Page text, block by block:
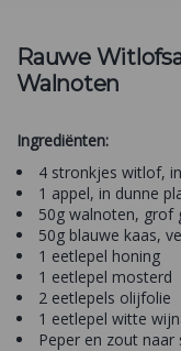
Rauwe
Walnoten
Ingrediënten:
4 stronkjes witlof,
1 appel, in dunne
50g walnoten, grof
50g blauwe kaas,
1 eetlepel honing
1 eetlepel mosterd
2 eetlepels olijfolie
1 eetlepel witte
Peper en zout naar